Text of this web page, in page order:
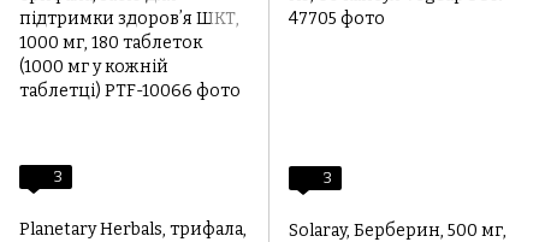
3
Planetary Herbals, трифала,
3
Solaray, Берберин, 500 мг,